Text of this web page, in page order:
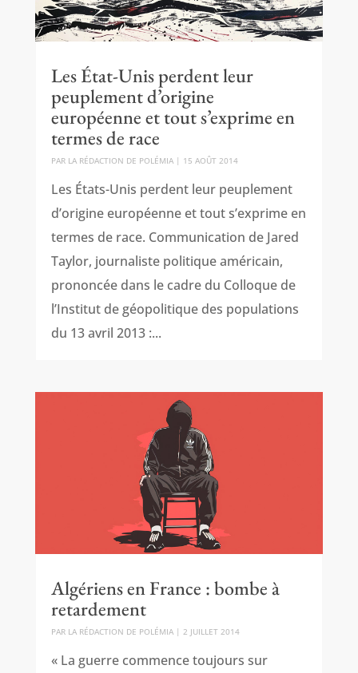
Les État-Unis perdent leur
peuplement d’origine
européenne et tout s’exprime en
termes de race
PAR LA RÉDACTION DE POLÉMIA| 15 AOÛT 2014
Les États-Unis perdent leur peuplement
d’origine européenne et tout s’exprime en
termes de race. Communication de Jared
Taylor, journaliste politique américain,
prononcée dans le cadre du Colloque de
l’Institut de géopolitique des populations
du 13 avril 2013 :...
Algériens en France : bombe à
retardement
PAR LA RÉDACTION DE POLÉMIA| 2 JUILLET 2014
« La guerre commence toujours sur